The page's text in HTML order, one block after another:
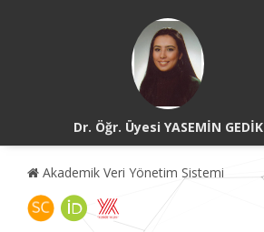
Dr. Öğr. Üyesi YASEMİN GEDİK
Akademik Veri Yönetim Sistemi